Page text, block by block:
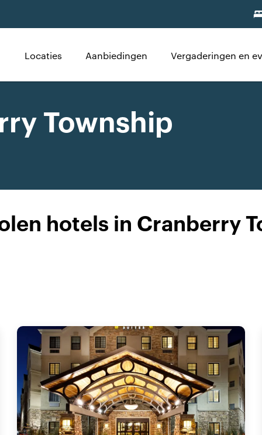
Locaties Aanbiedingen Vergaderingen en
Township
hotels in Cranberry